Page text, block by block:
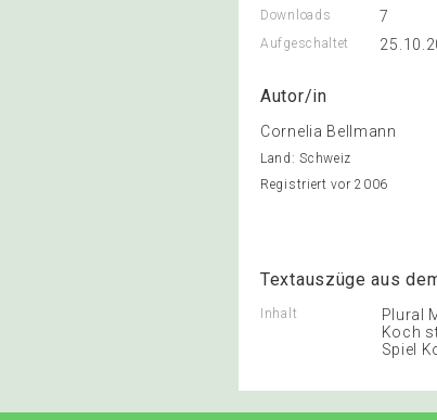
Downloads 7
Aufgeschaltet
Autor/in
Cornelia Bellmann
Land: Schweiz
Registriert vor 2006
Textauszüge aus
Inhalt
Plural
Koch
Spiel